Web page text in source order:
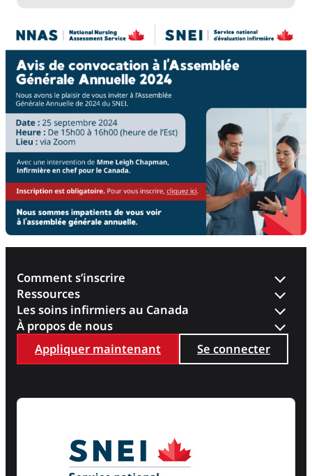
Comment s’inscrire
Ressources
Les soins infirmiers au Canada
À propos de nous
Appliquer maintenant
Se connecter